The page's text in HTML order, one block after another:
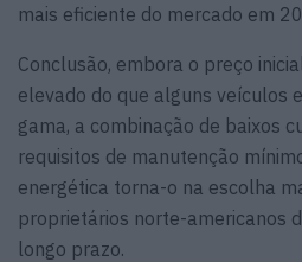
mais eficiente do mercado em
Conclusão, embora o preço
elevado do que alguns veículos
gama, a combinação de baixos
requisitos de manutenção
energética torna-o na escolha
proprietários norte-americanos
longo prazo.